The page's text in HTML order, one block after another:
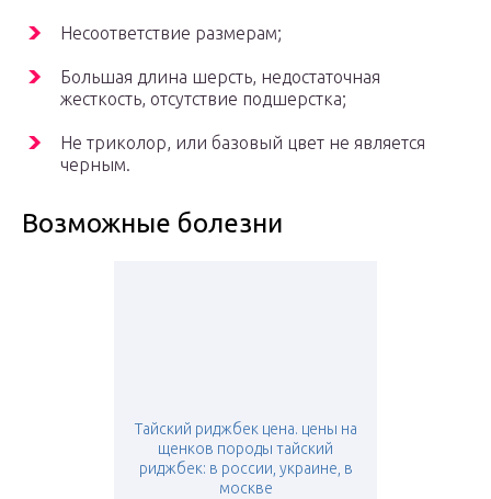
Несоответствие размерам;
Большая длина шерсть, недостаточная
жесткость, отсутствие подшерстка;
Не триколор, или базовый цвет не является
черным.
Возможные болезни
Тайский риджбек цена. цены на
щенков породы тайский
риджбек: в россии, украине, в
москве